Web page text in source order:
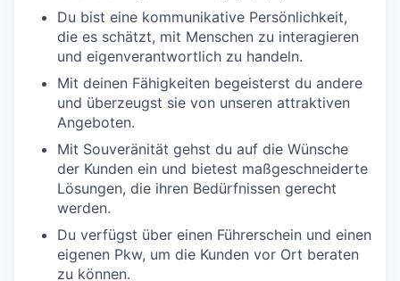
Du bist eine kommunikative Persönlichkeit,
die es schätzt, mit Menschen zu interagieren
und eigenverantwortlich zu handeln.
Mit deinen Fähigkeiten begeisterst du andere
und überzeugst sie von unseren attraktiven
Angeboten.
Mit Souveränität gehst du auf die Wünsche
der Kunden ein und bietest maßgeschneiderte
Lösungen, die ihren Bedürfnissen gerecht
werden.
Du verfügst über einen Führerschein und einen
eigenen Pkw, um die Kunden vor Ort beraten
zu können.